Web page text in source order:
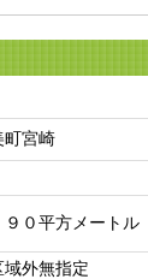
町宮崎
９０平方メートル
外無指定